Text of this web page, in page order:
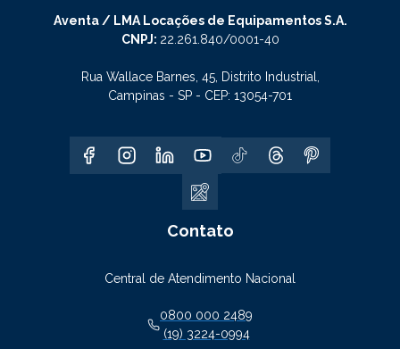
Aventa / LMA Locações de Equipamentos S.A.
CNPJ: 22.261.840/0001-40
Rua Wallace Barnes, 45, Distrito Industrial,
Campinas - SP - CEP: 13054-701
Contato
Central de Atendimento Nacional
0800 000 2489
(19) 3224-0994